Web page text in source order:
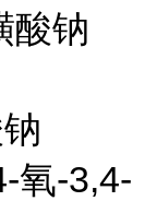
酸钠
氧-3,4-